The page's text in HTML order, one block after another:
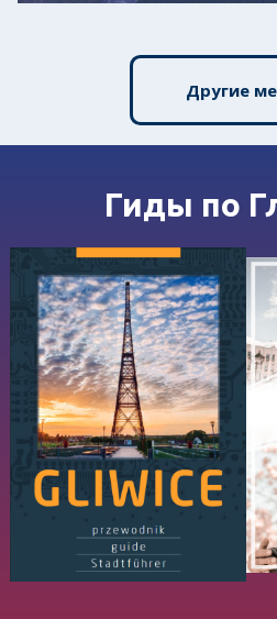
Другие
Гиды по